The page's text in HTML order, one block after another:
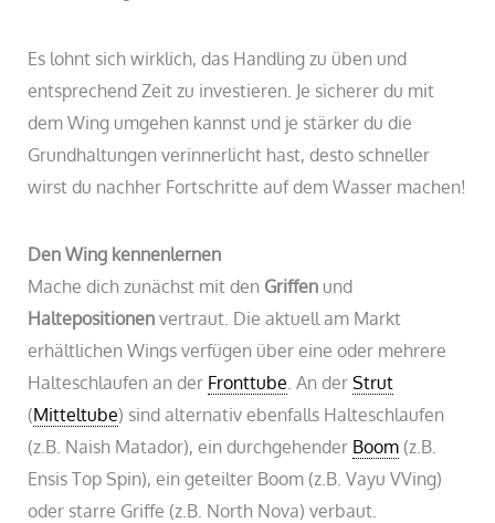
Es lohnt sich wirklich, das Handling zu üben und
entsprechend Zeit zu investieren. Je sicherer du mit
dem Wing umgehen kannst und je stärker du die
Grundhaltungen verinnerlicht hast, desto schneller
wirst du nachher Fortschritte auf dem Wasser machen!
Den Wing kennenlernen
Mache dich zunächst mit den Griffen und
Haltepositionenvertraut. Die aktuell am Markt
erhältlichen Wings verfügen über eine oder mehrere
Halteschlaufen an der Fronttube. An derStrut
(Mitteltube) sind alternativ ebenfalls Halteschlaufen
(z.B. Naish Matador), ein durchgehender Boom (z.B.
Ensis Top Spin), ein geteilter Boom (z.B. Vayu VVing)
oder starre Griffe (z.B. North Nova) verbaut.